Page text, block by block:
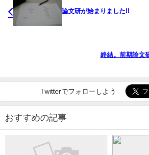
論文研が始まりました!!
終結。前期論文
Twitterでフォローしよう
おすすめの記事